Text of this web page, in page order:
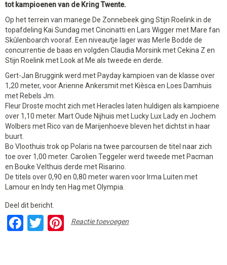
tot kampioenen van de Kring Twente.
Op het terrein van manege De Zonnebeek ging Stijn Roelink in de
topafdeling Kai Sundag met Cincinatti en Lars Wigger met Mare fan
Skûlenboarch vooraf. Een niveautje lager was Merle Bodde de
concurrentie de baas en volgden Claudia Morsink met Cekina Z en
Stijn Roelink met Look at Me als tweede en derde.
Gert-Jan Bruggink werd met Payday kampioen van de klasse over
1,20 meter, voor Arienne Ankersmit met Kièsca en Loes Damhuis
met Rebels Jm.
Fleur Droste mocht zich met Heracles laten huldigen als kampioene
over 1,10 meter. Mart Oude Nijhuis met Lucky Lux Lady en Jochem
Wolbers met Rico van de Marijenhoeve bleven het dichtst in haar
buurt.
Bo Vloothuis trok op Polaris na twee parcoursen de titel naar zich
toe over 1,00 meter. Carolien Teggeler werd tweede met Pacman
en Bouke Velthuis derde met Risarino.
De titels over 0,90 en 0,80 meter waren voor Irma Luiten met
Lamour en Indy ten Hag met Olympia.
Deel dit bericht.
Facebook
TwitterPinterest
Reactie toevoegen